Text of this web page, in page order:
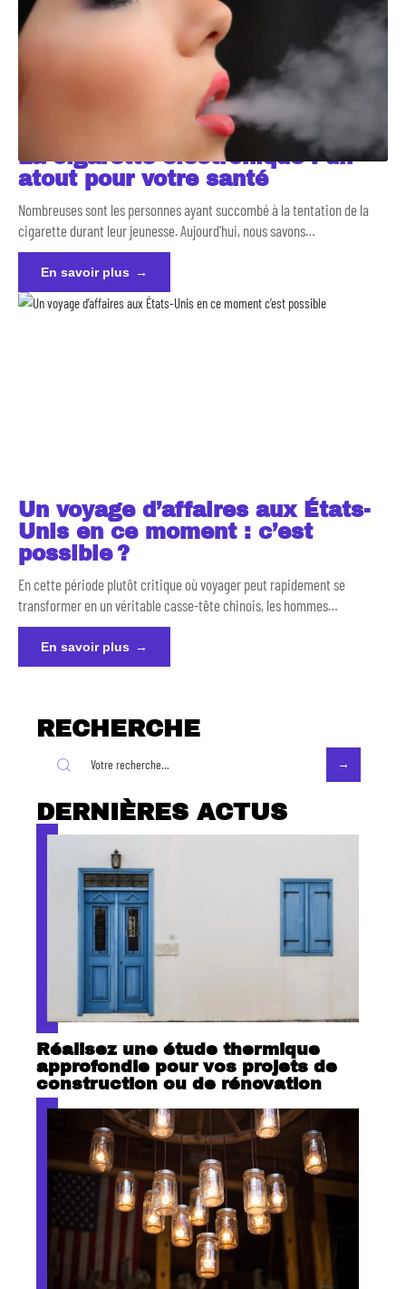
La cigarette électronique : un
atout pour votre santé
Nombreuses sont les personnes ayant succombé à la tentation de la
cigarette durant leur jeunesse. Aujourd'hui, nous savons…
En savoir plus
Un voyage d’affaires aux États-
Unis en ce moment : c’est
possible ?
En cette période plutôt critique où voyager peut rapidement se
transformer en un véritable casse-tête chinois, les hommes…
En savoir plus
RECHERCHE
DERNIÈRES ACTUS
Réalisez une étude thermique
approfondie pour vos projets de
construction ou de rénovation